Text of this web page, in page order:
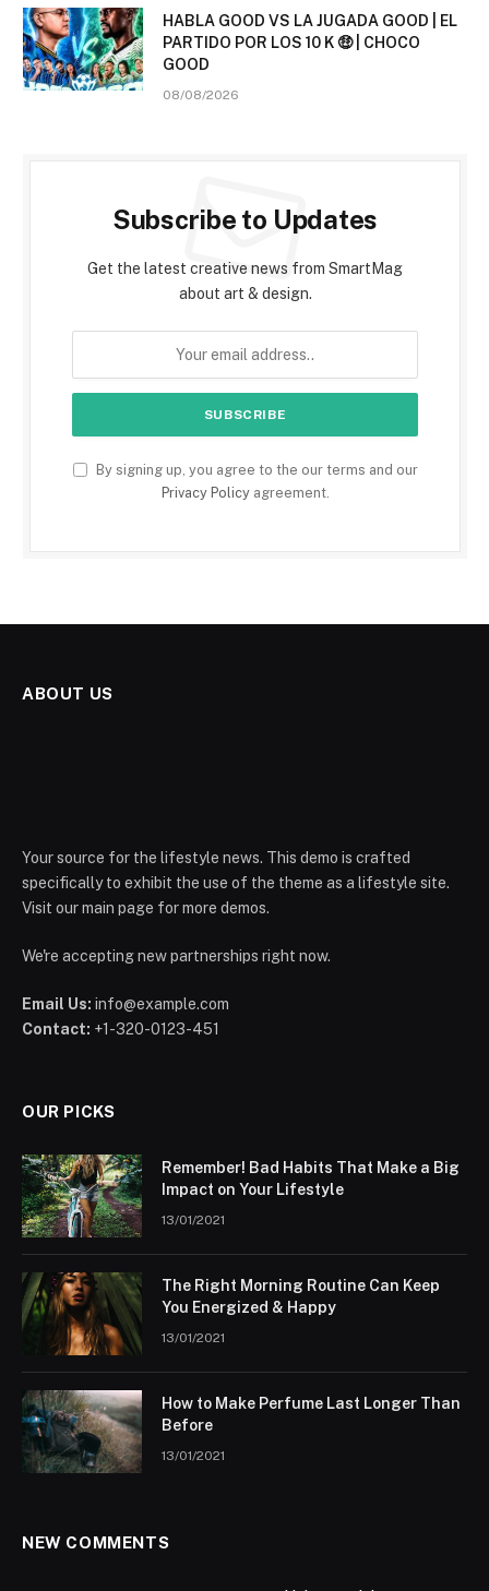
HABLA GOOD VS LA JUGADA GOOD | EL
PARTIDO POR LOS 10 K 🤑 | CHOCO
GOOD
08/08/2026
Subscribe to Updates
Get the latest creative news from SmartMag
about art & design.
By signing up, you agree to the our terms and our
Privacy Policyagreement.
ABOUT US
Your source for the lifestyle news. This demo is crafted
specifically to exhibit the use of the theme as a lifestyle site.
Visit our main page for more demos.
We're accepting new partnerships right now.
Email Us: info@example.com
Contact: +1-320-0123-451
OUR PICKS
Remember! Bad Habits That Make a Big
Impact on Your Lifestyle
13/01/2021
The Right Morning Routine Can Keep
You Energized & Happy
13/01/2021
How to Make Perfume Last Longer Than
Before
13/01/2021
NEW COMMENTS